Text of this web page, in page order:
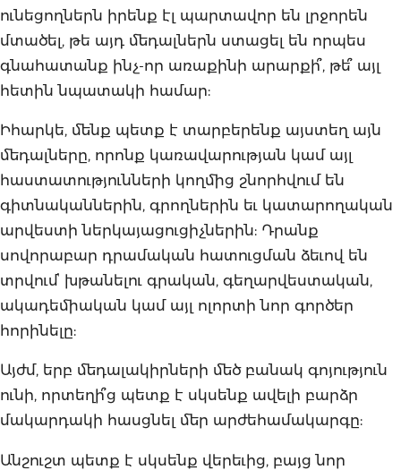
ունեցողներն իրենք էլ պարտավոր են լրջորեն
մտածել, թե այդ մեդալներն ստացել են որպես
գնահատանք ինչ-որ առաքինի արարքի՞, թե՞ այլ
հետին նպատակի համար:
Իհարկե, մենք պետք է տարբերենք այստեղ այն
մեդալները, որոնք կառավարության կամ այլ
հաստատությունների կողմից շնորհվում են
գիտնականներին, գրողներին եւ կատարողական
արվեստի ներկայացուցիչներին: Դրանք
սովորաբար դրամական հատուցման ձեւով են
տրվումՙ խթանելու գրական, գեղարվեստական,
ակադեմիական կամ այլ ոլորտի նոր գործեր
հորինելը:
Այժմ, երբ մեդալակիրների մեծ բանակ գոյություն
ունի, որտեղի՞ց պետք է սկսենք ավելի բարձր
մակարդակի հասցնել մեր արժեհամակարգը:
Անշուշտ պետք է սկսենք վերեւից, բայց նոր